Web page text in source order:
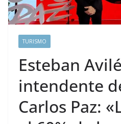
TURISMO
Esteban
intendente
Carlos Paz: